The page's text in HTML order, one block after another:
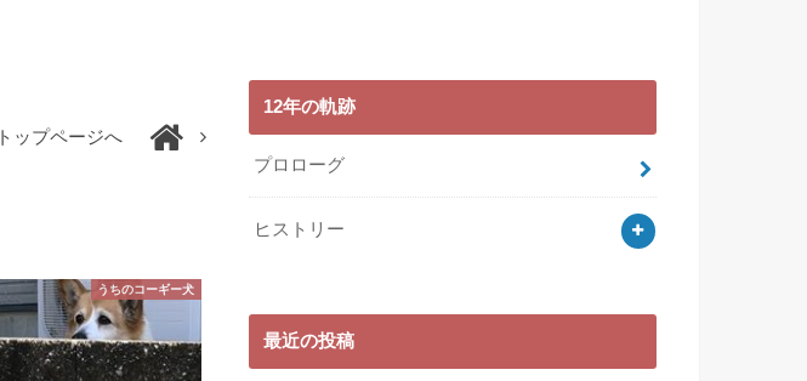
トップページへ
うちのコーギー犬
12年の軌跡
プロローグ
ヒストリー
最近の投稿